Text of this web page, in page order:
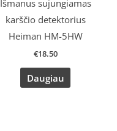
Išmanus sujungiamas
karščio detektorius
Heiman HM-5HW
€18.50
Daugiau